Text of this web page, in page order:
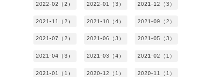
2022-02（2） 2022-01（3） 2021-12（3）
2021-11（2） 2021-10（4） 2021-09（2）
2021-07（2） 2021-06（3） 2021-05（3）
2021-04（3） 2021-03（4） 2021-02（1）
2021-01（1） 2020-12（1） 2020-11（1）